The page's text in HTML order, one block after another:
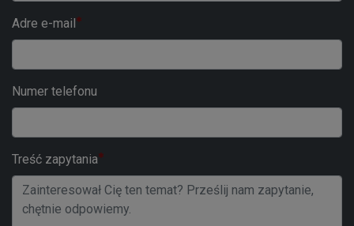
Adre e-mail
Numer telefonu
Treść zapytania